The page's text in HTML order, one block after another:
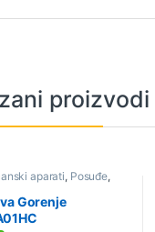
proizvodi
aparati, Posuđe,
Gorenje